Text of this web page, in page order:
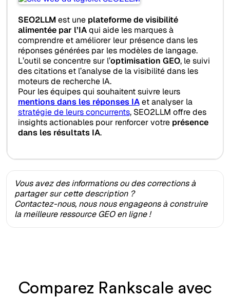
SEO2LLMest une plateforme de visibilité
alimentée par l’IAqui aide les marques à
comprendre et améliorer leur présence dans les
réponses générées par les modèles de langage.
L’outil se concentre sur l’optimisation GEO, le suivi
des citations et l’analyse de la visibilité dans les
moteurs de recherche IA.
Pour les équipes qui souhaitent suivre leurs
mentions dans les réponses IAet analyser la
stratégie de leurs concurrents, SEO2LLM offre des
insights actionables pour renforcer votre présence
dans les résultats IA.
Vous avez des informations ou des corrections à
partager sur cette description ?
Contactez-nous, nous nous engageons à construire
la meilleure ressource GEO en ligne !
Comparez Rankscale avec